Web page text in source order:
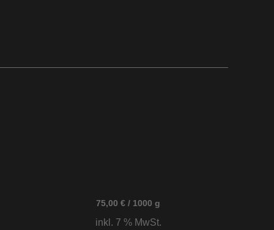
75,00 € / 1000 g
inkl. 7 % MwSt.